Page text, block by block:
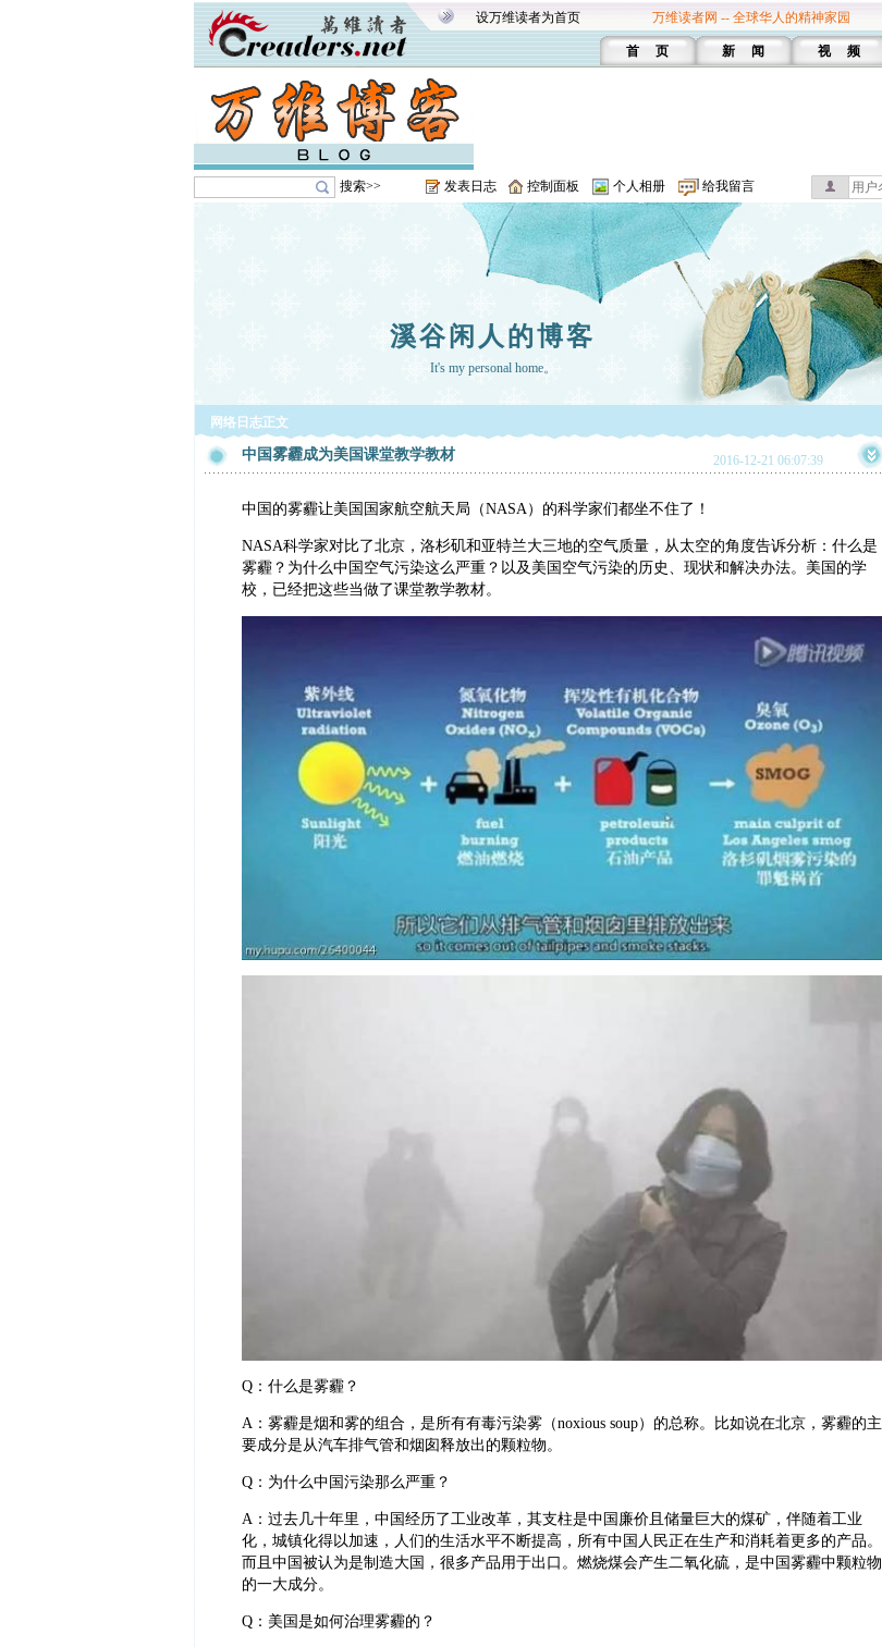
设万维读者为首页 万维读者网 -- 全球华人的精神家园
首 页 新 闻 视 频
搜索>> 发表日志 控制面板 个人相册 给我留言
溪谷闲人的博客
It's my personal home。
网络日志正文
中国雾霾成为美国课堂教学教材 2016-12-21 06:07:39
中国的雾霾让美国国家航空航天局（NASA）的科学家们都坐不住了！
NASA科学家对比了北京，洛杉矶和亚特兰大三地的空气质量，从太空的角度告诉分析：什么是
雾霾？为什么中国空气污染这么严重？以及美国空气污染的历史、现状和解决办法。美国的学
校，已经把这些当做了课堂教学教材。
Q：什么是雾霾？
A：雾霾是烟和雾的组合，是所有有毒污染雾（noxious soup）的总称。比如说在北京，雾霾的主
要成分是从汽车排气管和烟囱释放出的颗粒物。
Q：为什么中国污染那么严重？
A：过去几十年里，中国经历了工业改革，其支柱是中国廉价且储量巨大的煤矿，伴随着工业
化，城镇化得以加速，人们的生活水平不断提高，所有中国人民正在生产和消耗着更多的产品。
而且中国被认为是制造大国，很多产品用于出口。燃烧煤会产生二氧化硫，是中国雾霾中颗粒物
的一大成分。
Q：美国是如何治理雾霾的？